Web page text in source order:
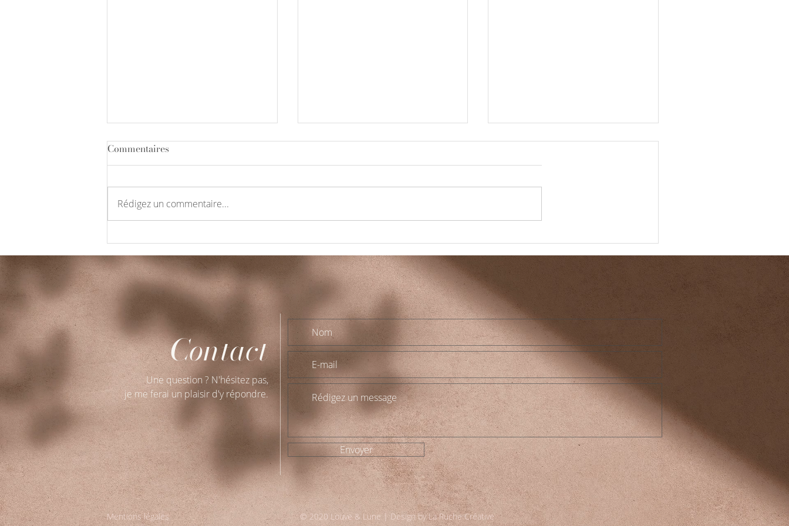
Ecrire sa biographie ?Mais
pourquoi ?Et pour qui ?
Deuil animalier : écrire son
histoire
Commentaires
Rédigez un commentaire...
Envoyer
Une question ? N'hésitez pas,
je me ferai un plaisir d'y répondre.
Contact
Mentions légales © 2020 Louve & Lune | Design byLa Ruche Créative